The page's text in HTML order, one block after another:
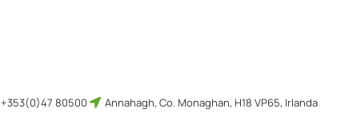
+353(0)47 80500 Annahagh, Co. Monaghan, H18 VP65, Irlanda